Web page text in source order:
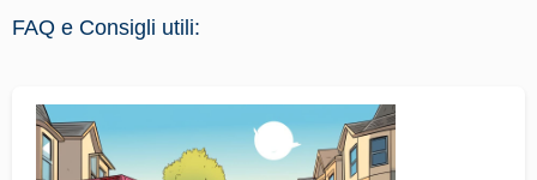
FAQ e Consigli utili: